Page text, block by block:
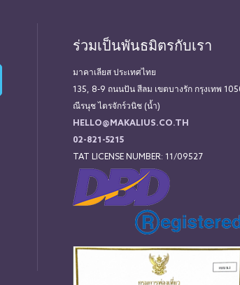
ร่วมเป็นพันธมิตรกับเรา
มาคาเลียส ประเทศไทย
135, 8-9 ถนนปัน สีลม เขตบางรัก กรุงเทพ
ณีรนุช ไตรจักร์วนิช (น้ำ)
HELLO@MAKALIUS.CO.TH
02-821-5215
TAT LICENSE NUMBER: 11/09527